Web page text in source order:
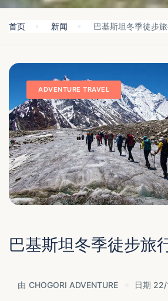
首页 新闻 巴基斯坦冬季徒步
ADVENTURE TRAVEL
巴基斯坦冬季徒步旅
由 CHOGORI ADVENTURE 日期